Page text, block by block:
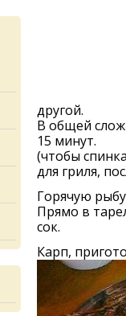
другой.
В общей
15 минут.
(чтобы
для гриля,
Горячую
Прямо в
сок.
Карп,